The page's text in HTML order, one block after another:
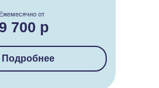
9 700 р
Ежемесячно от
Подробнее